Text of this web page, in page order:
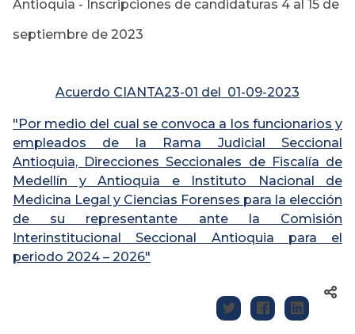
Antioquia - Inscripciones de candidaturas 4 al 15 de
septiembre de 2023
Acuerdo CIANTA23-01 del 01-09-2023
"Por medio del cual se convoca a los funcionarios y
empleados de la Rama Judicial Seccional
Antioquia, Direcciones Seccionales de Fiscalía de
Medellín y Antioquia e Instituto Nacional de
Medicina Legal y Ciencias Forenses para la elección
de su representante ante la Comisión
Interinstitucional Seccional Antioquia para el
periodo 2024 – 2026"